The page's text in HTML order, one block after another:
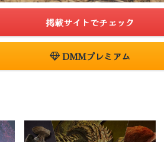
掲載サイトでチェック
DMMプレミアム